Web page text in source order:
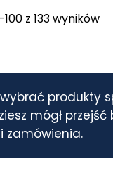
z 133 wyników
produkty
mógł
zamówienia.